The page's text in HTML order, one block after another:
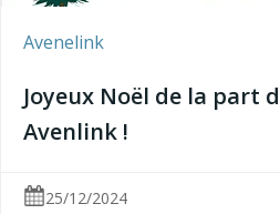
Avenelink
Joyeux Noël de la part
Avenlink !
25/12/2024